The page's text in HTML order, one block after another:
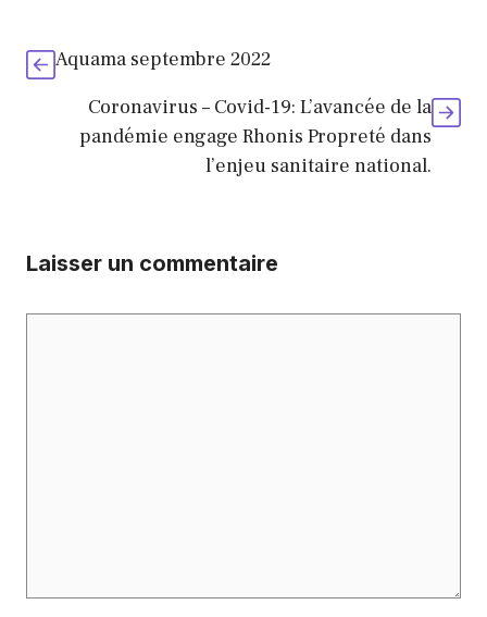
Aquama septembre 2022
Coronavirus – Covid-19: L’avancée de la
pandémie engage Rhonis Propreté dans
l’enjeu sanitaire national.
Laisser un commentaire